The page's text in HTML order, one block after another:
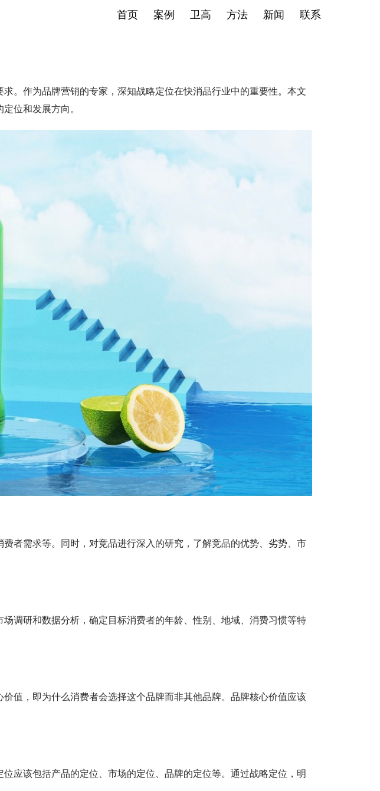
首页 案例 卫高 方法 新闻 联系
。作为品牌营销的专家，深知战略定位在快消品行业中的重要性。本文
位和发展方向。
者需求等。同时，对竞品进行深入的研究，了解竞品的优势、劣势、市
调研和数据分析，确定目标消费者的年龄、性别、地域、消费习惯等特
值，即为什么消费者会选择这个品牌而非其他品牌。品牌核心价值应该
应该包括产品的定位、市场的定位、品牌的定位等。通过战略定位，明